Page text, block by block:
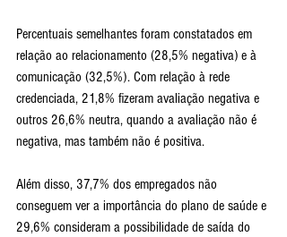
Percentuais semelhantes foram constatados em
relação ao relacionamento (28,5% negativa) e à
comunicação (32,5%). Com relação à rede
credenciada, 21,8% fizeram avaliação negativa e
outros 26,6% neutra, quando a avaliação não é
negativa, mas também não é positiva.
Além disso, 37,7% dos empregados não
conseguem ver a importância do plano de saúde e
29,6% consideram a possibilidade de saída do